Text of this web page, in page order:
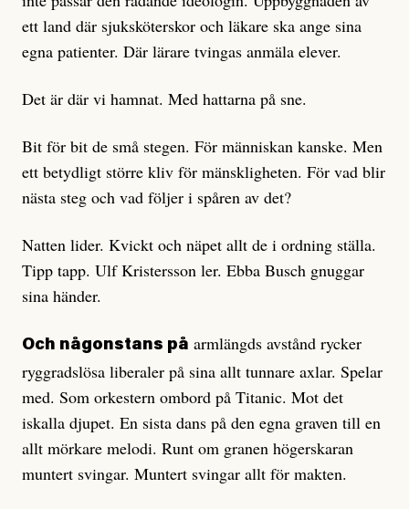
ett land där sjuksköterskor och läkare ska ange sina
egna patienter. Där lärare tvingas anmäla elever.
Det är där vi hamnat. Med hattarna på sne.
Bit för bit de små stegen. För människan kanske. Men
ett betydligt större kliv för mänskligheten. För vad blir
nästa steg och vad följer i spåren av det?
Natten lider. Kvickt och näpet allt de i ordning ställa.
Tipp tapp. Ulf Kristersson ler. Ebba Busch gnuggar
sina händer.
Och någonstans på armlängds avstånd rycker
ryggradslösa liberaler på sina allt tunnare axlar. Spelar
med. Som orkestern ombord på Titanic. Mot det
iskalla djupet. En sista dans på den egna graven till en
allt mörkare melodi. Runt om granen högerskaran
muntert svingar. Muntert svingar allt för makten.